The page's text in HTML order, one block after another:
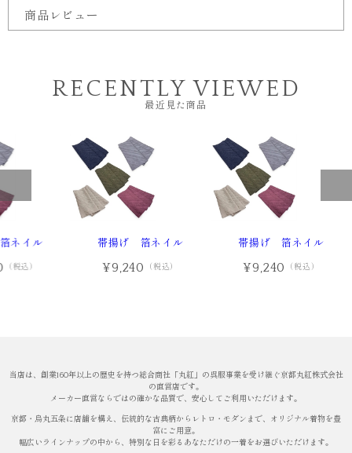
商品レビュー
RECENTLY VIEWED
最近見た商品
ネイル
（税込）
帯揚げ 箔ネイル
¥9,240 （税込）
帯揚げ 箔ネイル
¥9,240 （税込）
当店は、創業160年以上の歴史を持つ総合商社「丸紅」の呉服事業を受け継ぐ京都丸紅株式会社
の直営店です。
メーカー直営ならではの確かな品質で、安心してご利用いただけます。
京都・烏丸五条に店舗を構え、伝統的な古典柄からレトロ・モダンまで、オリジナル着物を豊
富にご用意。
幅広いラインナップの中から、特別な日を彩るあなただけの一着をお選びいただけます。